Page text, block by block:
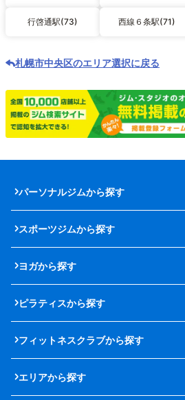
行啓通駅(73) 西線６条駅(71)
札幌市中央区のエリア選択に戻る
パーソナルジムから探す
スポーツジムから探す
ヨガから探す
ピラティスから探す
フィットネスクラブから探す
エリアから探す